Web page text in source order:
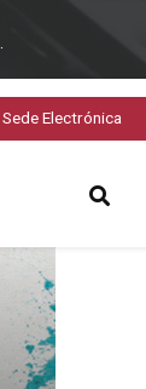
Sede Electrónica